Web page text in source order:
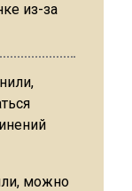
из-за
можно